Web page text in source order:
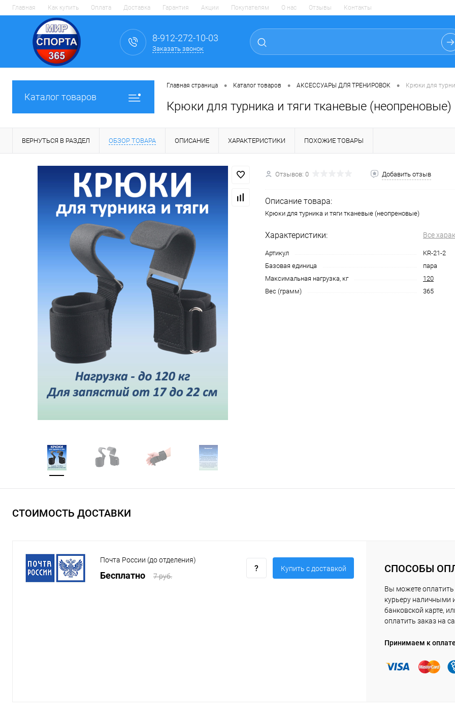
Главная Как купить Оплата Доставка Гарантия Акции Покупателям О нас Отзывы Контакты
8-912-272-10-03
Заказать звонок
Каталог товаров
Главная страница • Каталог товаров • АКСЕССУАРЫ ДЛЯ ТРЕНИРОВОК • Крюки для
Крюки для турника и тяги тканевые (неопреновые)
ВЕРНУТЬСЯ В РАЗДЕЛ ОБЗОР ТОВАРА ОПИСАНИЕ ХАРАКТЕРИСТИКИ ПОХОЖИЕ ТОВАРЫ
Отзывов: 0 Добавить отзыв
Описание товара:
Крюки для турника и тяги тканевые (неопреновые)
Характеристики: Все
Артикул
KR-21-2
Базовая единица
пара
Максимальная нагрузка, кг
120
Вес (грамм)
365
СТОИМОСТЬ ДОСТАВКИ
Почта России (до отделения)
Бесплатно 7 руб.
Купить c доставкой СПОСОБЫ
Вы можете оплатить
курьеру наличными
банковской карте,
оплатить заказ на
Принимаем к